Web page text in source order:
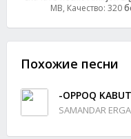
MB, Качество: 320
Похожие песни
-OPPOQ
SAMANDAR